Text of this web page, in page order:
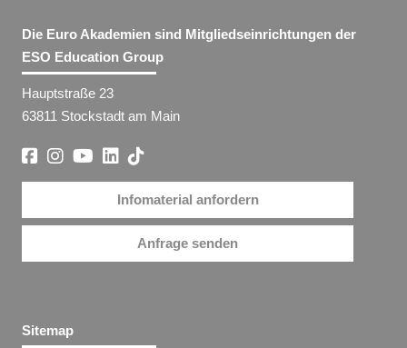
Die Euro Akademien sind Mitgliedseinrichtungen der
ESO Education Group
Hauptstraße 23
63811 Stockstadt am Main
Infomaterial anfordern
Anfrage senden
Sitemap